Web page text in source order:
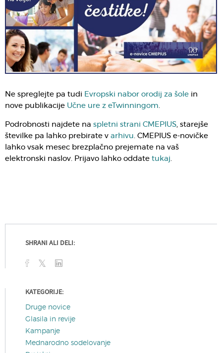
Ne spreglejte pa tudi Evropski nabor orodij za šole in
nove publikacije Učne ure z eTwinningom.
Podrobnosti najdete na spletni strani CMEPIUS, starejše
številke pa lahko prebirate v arhivu. CMEPIUS e-novičke
lahko vsak mesec brezplačno prejemate na vaš
elektronski naslov. Prijavo lahko oddate tukaj.
SHRANI ALI DELI:
KATEGORIJE:
Druge novice
Glasila in revije
Kampanje
Mednarodno sodelovanje